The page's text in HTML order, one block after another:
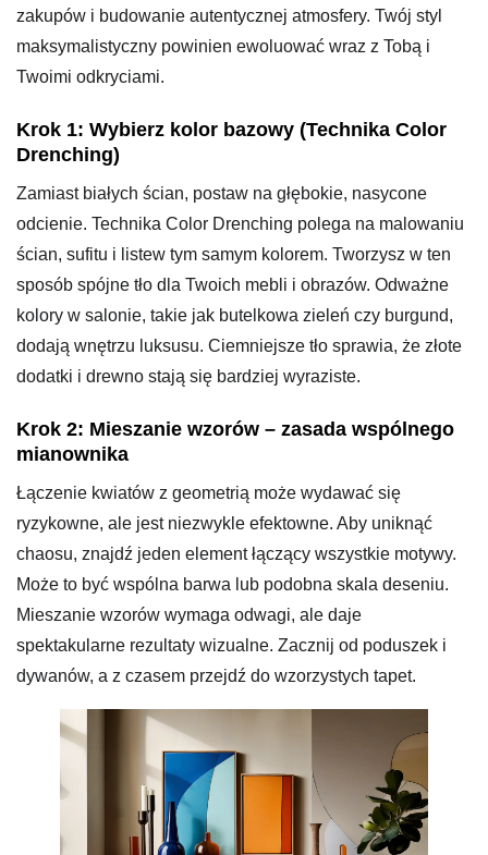
zakupów i budowanie autentycznej atmosfery. Twój styl
maksymalistyczny powinien ewoluować wraz z Tobą i
Twoimi odkryciami.
Krok 1: Wybierz kolor bazowy (Technika Color
Drenching)
Zamiast białych ścian, postaw na głębokie, nasycone
odcienie. Technika Color Drenching polega na malowaniu
ścian, sufitu i listew tym samym kolorem. Tworzysz w ten
sposób spójne tło dla Twoich mebli i obrazów. Odważne
kolory w salonie, takie jak butelkowa zieleń czy burgund,
dodają wnętrzu luksusu. Ciemniejsze tło sprawia, że złote
dodatki i drewno stają się bardziej wyraziste.
Krok 2: Mieszanie wzorów – zasada wspólnego
mianownika
Łączenie kwiatów z geometrią może wydawać się
ryzykowne, ale jest niezwykle efektowne. Aby uniknąć
chaosu, znajdź jeden element łączący wszystkie motywy.
Może to być wspólna barwa lub podobna skala deseniu.
Mieszanie wzorów wymaga odwagi, ale daje
spektakularne rezultaty wizualne. Zacznij od poduszek i
dywanów, a z czasem przejdź do wzorzystych tapet.